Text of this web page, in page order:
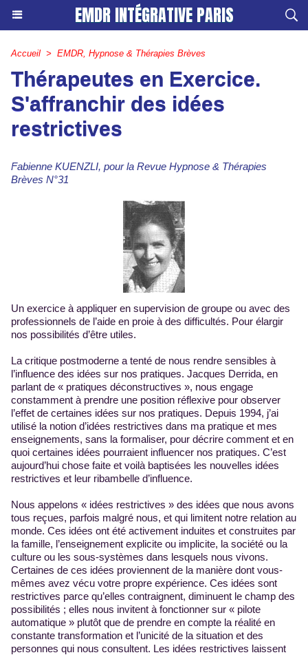
EMDR INTÉGRATIVE PARIS
Accueil > EMDR, Hypnose & Thérapies Brèves
Thérapeutes en Exercice.
S'affranchir des idées
restrictives
Fabienne KUENZLI, pour la Revue Hypnose & Thérapies
Brèves N°31
Un exercice à appliquer en supervision de groupe ou avec des
professionnels de l’aide en proie à des difficultés. Pour élargir
nos possibilités d’être utiles.
La critique postmoderne a tenté de nous rendre sensibles à
l’influence des idées sur nos pratiques. Jacques Derrida, en
parlant de « pratiques déconstructives », nous engage
constamment à prendre une position réflexive pour observer
l’effet de certaines idées sur nos pratiques. Depuis 1994, j’ai
utilisé la notion d’idées restrictives dans ma pratique et mes
enseignements, sans la formaliser, pour décrire comment et en
quoi certaines idées pourraient influencer nos pratiques. C’est
aujourd’hui chose faite et voilà baptisées les nouvelles idées
restrictives et leur ribambelle d’influence.
Nous appelons « idées restrictives » des idées que nous avons
tous reçues, parfois malgré nous, et qui limitent notre relation au
monde. Ces idées ont été activement induites et construites par
la famille, l’enseignement explicite ou implicite, la société ou la
culture ou les sous-systèmes dans lesquels nous vivons.
Certaines de ces idées proviennent de la manière dont vous-
mêmes avez vécu votre propre expérience. Ces idées sont
restrictives parce qu’elles contraignent, diminuent le champ des
possibilités ; elles nous invitent à fonctionner sur « pilote
automatique » plutôt que de prendre en compte la réalité en
constante transformation et l’unicité de la situation et des
personnes qui nous consultent. Les idées restrictives laissent